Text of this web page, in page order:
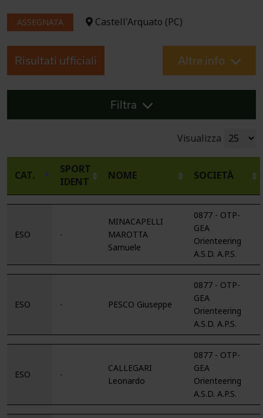
ASSEGNATA Castell'Arquato (PC)
Risultati ufficiali Altre info
Filtra
Visualizza
CAT.
SPORT
IDENT
NOME SOCIETÀ
ESO -
MINACAPELLI
MAROTTA
Samuele
0877 - OTP-
GEA
Orienteering
A.S.D. A.P.S.
ESO - PESCO Giuseppe
0877 - OTP-
GEA
Orienteering
A.S.D. A.P.S.
ESO -
CALLEGARI
Leonardo
0877 - OTP-
GEA
Orienteering
A.S.D. A.P.S.